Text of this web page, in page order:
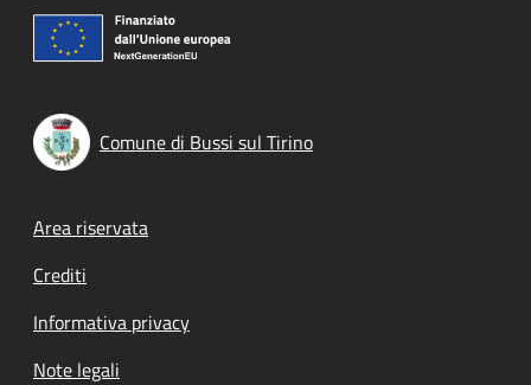
Comune di Bussi sul Tirino
Footer menu
Area riservata
Crediti
Informativa privacy
Note legali